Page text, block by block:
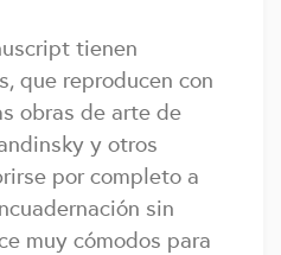
tienen
que reproducen con
obras de arte de
y otros
por completo a
sin
muy cómodos para